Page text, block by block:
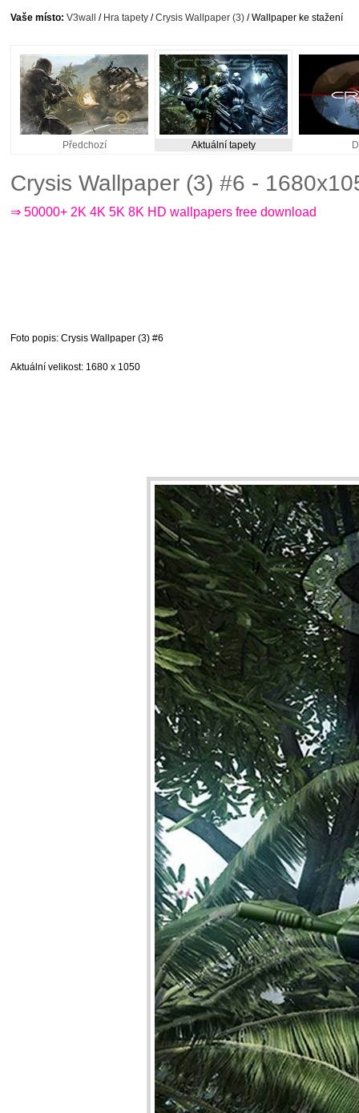
Vaše místo: V3wall / Hra tapety /Crysis Wallpaper (3) / Wallpaper ke stažení
Předchozí Aktuální tapety
Crysis Wallpaper (3) #6 -
⇒ 50000+ 2K 4K 5K 8K HD wallpapers free download
Foto popis: Crysis Wallpaper (3) #6
Aktuální velikost: 1680 x 1050